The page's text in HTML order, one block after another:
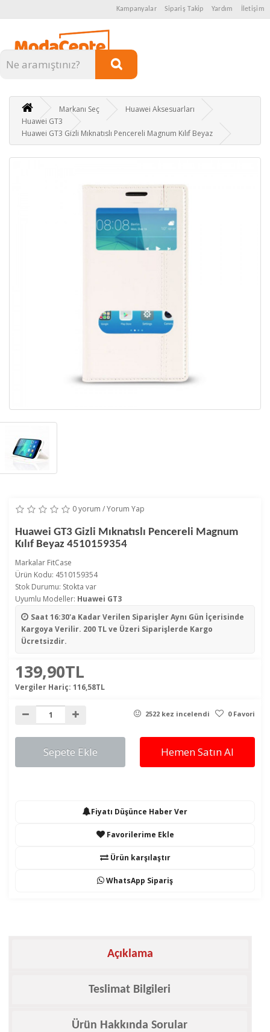
Kampanyalar Sipariş Takip Yardım İletişim
Kategoriler
Markanı Seç
Huawei Aksesuarları
Huawei GT3
Huawei GT3 Gizli Mıknatıslı Pencereli Magnum Kılıf Beyaz
0 yorum /Yorum Yap
Huawei GT3 Gizli Mıknatıslı Pencereli Magnum
Kılıf Beyaz 4510159354
Markalar FitCase
Ürün Kodu: 4510159354
Stok Durumu: Stokta var
Uyumlu Modeller: Huawei GT3
Saat 16:30'a Kadar Verilen SiparişlerAynı Gün İçerisinde
Kargoya Verilir. 200 TL ve Üzeri Siparişlerde Kargo
Ücretsizdir.
139,90TL
Vergiler Hariç: 116,58TL
2522 kez incelendi 0 Favori
Sepete Ekle Hemen Satın Al
Fiyatı Düşünce Haber Ver
Favorilerime Ekle
Ürün karşılaştır
WhatsApp Sipariş
Açıklama
Teslimat Bilgileri
Ürün Hakkında Sorular